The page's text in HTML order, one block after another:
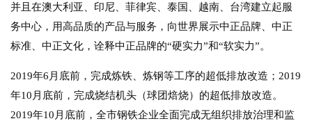
并且在澳大利亚、印尼、菲律宾、泰国、越南、台湾建立起服
务中心，用高品质的产品与服务，向世界展示中正品牌、中正
标准、中正文化，诠释中正品牌的“硬实力”和“软实力”。
2019年6月底前，完成炼铁、炼钢等工序的超低排放改造；2019
年10月底前，完成烧结机头（球团焙烧）的超低排放改造。
2019年10月底前，全市钢铁企业全面完成无组织排放治理和监